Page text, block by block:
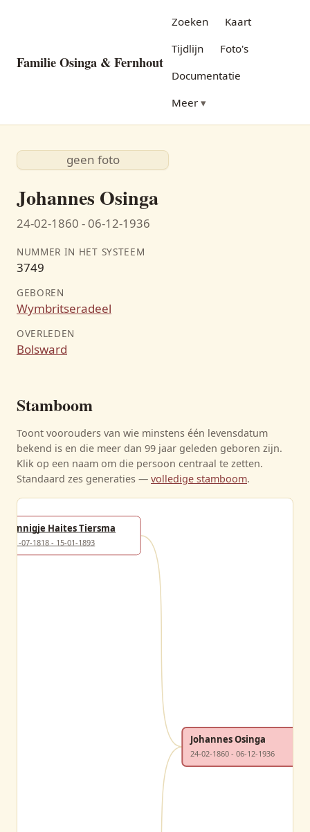
Familie Osinga & Fernhout
Zoeken
Kaart
Tijdlijn
Foto's
Documentatie
Meer
geen foto
Johannes Osinga
24-02-1860 - 06-12-1936
NUMMER IN HET SYSTEEM
3749
GEBOREN
Wymbritseradeel
OVERLEDEN
Bolsward
Stamboom
Toont voorouders van wie minstens één levensdatum
bekend is en die meer dan 99 jaar geleden geboren zijn.
Klik op een naam om die persoon centraal te zetten.
Standaard zes generaties — volledige stamboom.
Annigje Haites Tiersma
21-07-1818 - 15-01-1893
Johannes Osinga
24-02-1860 - 06-12-1936